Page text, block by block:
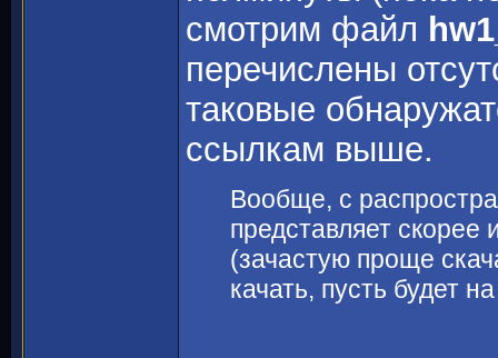
смотрим файл
перечислены
таковые
ссылкам выше.
Вообще, с
представляет скорее
(зачастую проще
качать, пусть будет